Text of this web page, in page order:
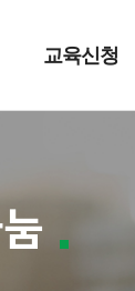
교육신청